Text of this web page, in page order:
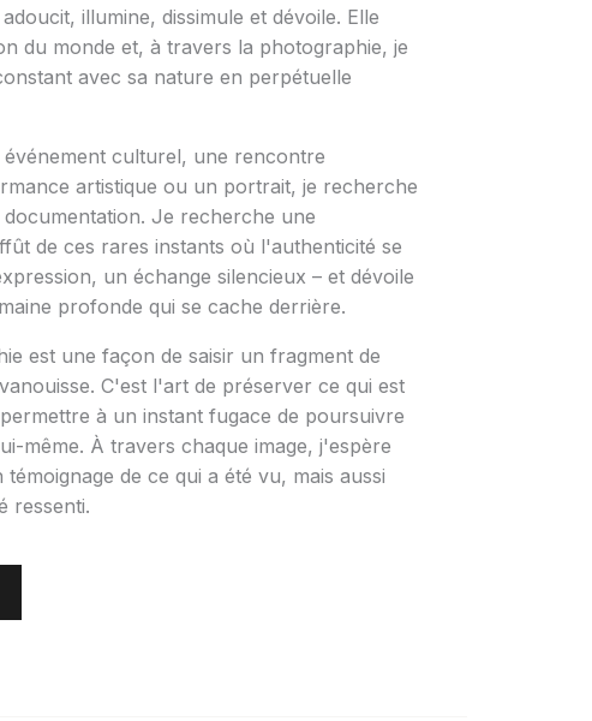
illumine, dissimule et dévoile. Elle
du monde et, à travers la photographie, je
avec sa nature en perpétuelle
culturel, une rencontre
artistique ou un portrait, je recherche
Je recherche une
de ces rares instants où l'authenticité se
un échange silencieux – et dévoile
profonde qui se cache derrière.
est une façon de saisir un fragment de
C'est l'art de préserver ce qui est
à un instant fugace de poursuivre
même. À travers chaque image, j'espère
de ce qui a été vu, mais aussi
ressenti.